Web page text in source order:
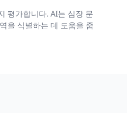
평가합니다. AI는 심장 문
을 식별하는 데 도움을 줍